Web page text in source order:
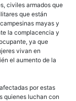
civiles armados que
que están
mayas y
la complacencia y
ya que
vivan en
el aumento de la
por estas
quienes luchan con